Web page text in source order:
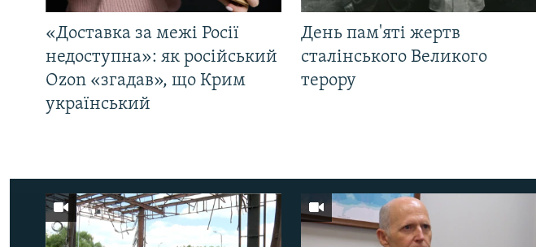
«Доставка за межі Росії
недоступна»: як російський
Ozon «згадав», що Крим
український
День пам'яті жертв
сталінського Великого
терору